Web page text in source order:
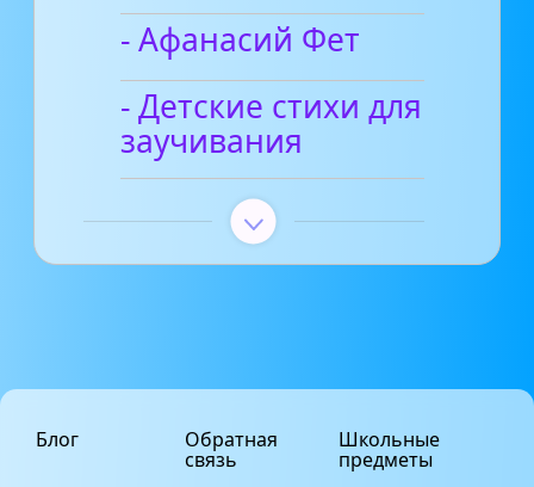
- Афанасий Фет
- Детские стихи для
заучивания
Блог Обратная
связь
Школьные
предметы